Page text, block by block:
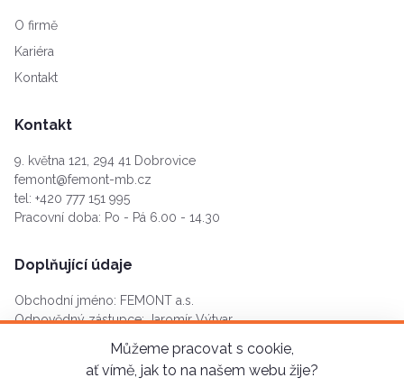
Můžeme pracovat s cookie,
ať vímě, jak to na našem webu žije?
O firmě
Kariéra
Kontakt
Kontakt
9. května 121, 294 41 Dobrovice
femont@femont-mb.cz
tel: +420 777 151 995
Pracovní doba: Po - Pá 6.00 - 14.30
Doplňující údaje
Obchodní jméno: FEMONT a.s.
Odpovědný zástupce: Jaromír Výtvar
DIČ: CZ26418401